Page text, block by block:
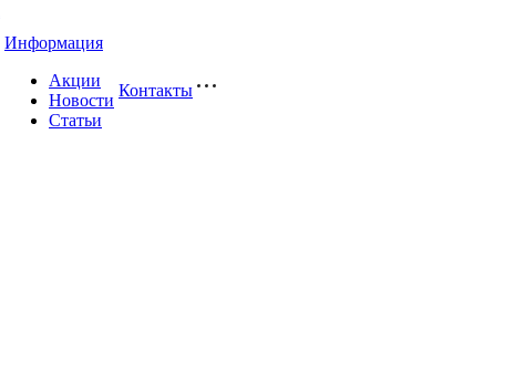
Информация
Акции
Новости
Статьи
Контакты